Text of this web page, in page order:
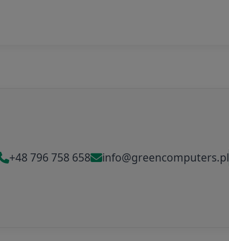
+48 796 758 658 info@greencomputers.pl